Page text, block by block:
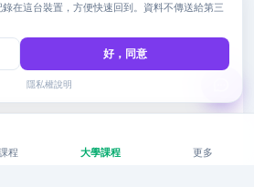
程 大學課程 更多
在這台裝置，方便快速回到。資料不傳送給第三
好，同意
隱私權說明